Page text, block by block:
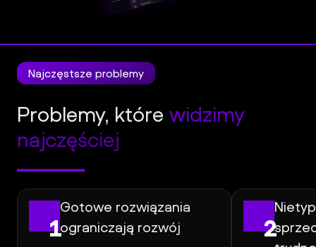
Najczęstsze problemy
Problemy, które widzimy
najczęściej
1
Gotowe rozwiązania
ograniczają rozwój
2